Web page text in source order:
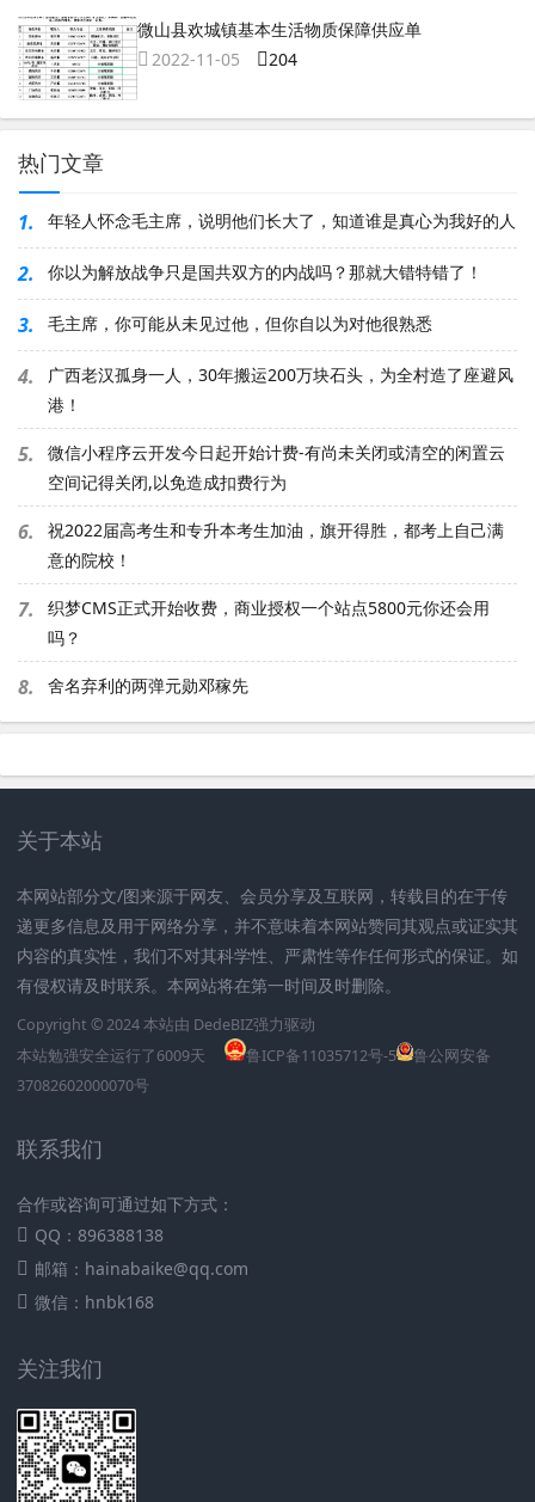
微山县欢城镇基本生活物质保障供应单
2022-11-05
204
热门文章
1. 年轻人怀念毛主席，说明他们长大了，知道谁是真心为我好的人
2. 你以为解放战争只是国共双方的内战吗？那就大错特错了！
3. 毛主席，你可能从未见过他，但你自以为对他很熟悉
4.
广西老汉孤身一人，30年搬运200万块石头，为全村造了座避风
港！
5.
微信小程序云开发今日起开始计费-有尚未关闭或清空的闲置云
空间记得关闭,以免造成扣费行为
6.
祝2022届高考生和专升本考生加油，旗开得胜，都考上自己满
意的院校！
7.
织梦CMS正式开始收费，商业授权一个站点5800元你还会用
吗？
8. 舍名弃利的两弹元勋邓稼先
关于本站
本网站部分文/图来源于网友、会员分享及互联网，转载目的在于传
递更多信息及用于网络分享，并不意味着本网站赞同其观点或证实其
内容的真实性，我们不对其科学性、严肃性等作任何形式的保证。如
有侵权请及时联系。本网站将在第一时间及时删除。
Copyright © 2024 本站由 DedeBIZ强力驱动
本站勉强安全运行了6009天 鲁ICP备11035712号-5
鲁公网安备
37082602000070号
联系我们
合作或咨询可通过如下方式：
QQ：896388138
邮箱：hainabaike@qq.com
微信：hnbk168
关注我们